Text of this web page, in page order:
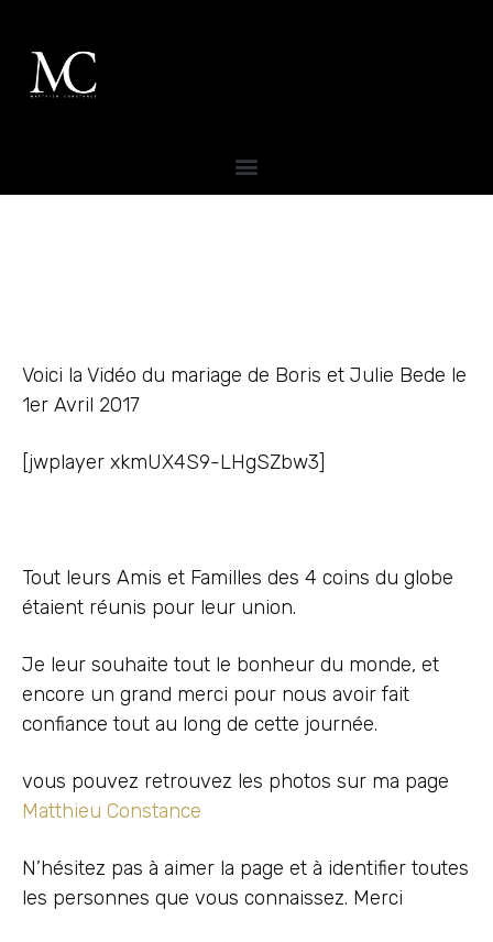
Voici la Vidéo du mariage de Boris et Julie Bede le
1er Avril 2017
[jwplayer xkmUX4S9-LHgSZbw3]
Tout leurs Amis et Familles des 4 coins du globe
étaient réunis pour leur union.
Je leur souhaite tout le bonheur du monde, et
encore un grand merci pour nous avoir fait
confiance tout au long de cette journée.
vous pouvez retrouvez les photos sur ma page
Matthieu Constance
N’hésitez pas à aimer la page et à identifier toutes
les personnes que vous connaissez. Merci